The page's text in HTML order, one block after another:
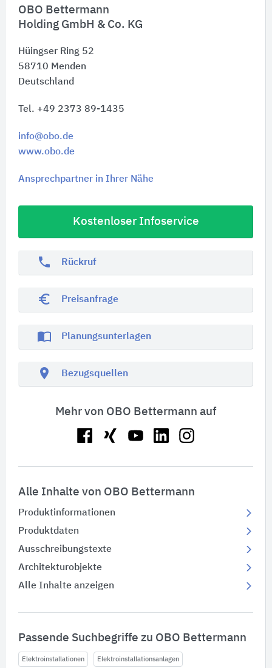
OBO Bettermann
Holding GmbH & Co. KG
Hüingser Ring 52
58710 Menden
Deutschland
Tel. +49 2373 89-1435
info@obo.de
www.obo.de
Ansprechpartner in Ihrer Nähe
Kostenloser Infoservice
phone Rückruf
euro_symbol Preisanfrage
import_contacts Planungsunterlagen
location_on Bezugsquellen
Mehr von OBO Bettermann auf
Alle Inhalte von OBO Bettermann
Produktinformationen
Produktdaten
Ausschreibungstexte
Architekturobjekte
Alle Inhalte anzeigen
Passende Suchbegriffe zu OBO Bettermann
Elektroinstallationen Elektroinstallationsanlagen